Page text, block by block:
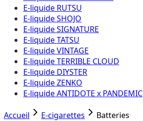
E-liquide RUTSU
E-liquide SHOJO
E-liquide SIGNATURE
E-liquide TATSU
E-liquide VINTAGE
E-liquide TERRIBLE CLOUD
E-liquide DIYSTER
E-liquide ZENKO
E-liquide ANTIDOTE x PANDEMIC
Accueil E-cigarettes Batteries